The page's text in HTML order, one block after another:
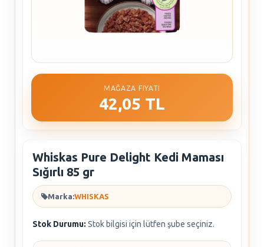
MAĞAZA FIYATI
42,05 TL
Whiskas Pure Delight Kedi Maması
Sığırlı 85 gr
Marka:WHISKAS
Stok Durumu: Stok bilgisi için lütfen şube seçiniz.